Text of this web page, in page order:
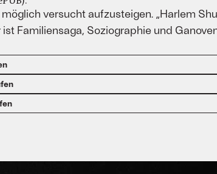
versucht aufzusteigen. „Harlem
Familiensaga, Soziographie und